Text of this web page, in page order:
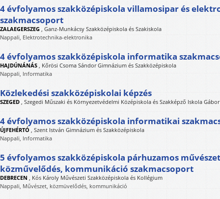
4 évfolyamos szakközépiskola villamosipar és
szakmacsoport
ZALAEGERSZEG , Ganz-Munkácsy Szakközépiskola és Szakiskola
Nappali, Elektrotechnika-elektronika
4 évfolyamos szakközépiskola informatika
HAJDÚNÁNÁS , Kőrösi Csoma Sándor Gimnázium és Szakközépiskola
Nappali, Informatika
Közlekedési szakközépiskolai képzés
SZEGED , Szegedi Műszaki és Környezetvédelmi Középiskola és Szakképző Iskola
4 évfolyamos szakközépiskola informatikai
ÚJFEHÉRTÓ , Szent István Gimnázium és Szakközépiskola
Nappali, Informatika
5 évfolyamos szakközépiskola párhuzamos
közművelődés, kommunikáció szakmacsoport
DEBRECEN , Kós Károly Művészeti Szakközépiskola és Kollégium
Nappali, Művészet, közmüvelődés, kommunikáció